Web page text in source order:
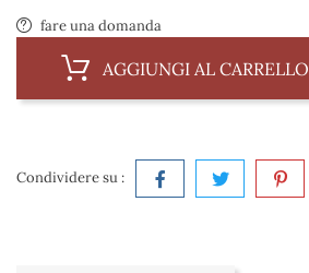
fare una domanda
AGGIUNGI AL CARRELLO
Condividere su :